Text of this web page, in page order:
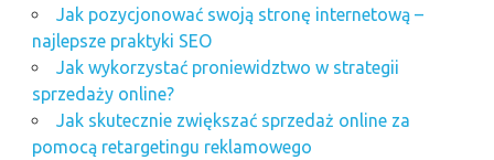
Jak pozycjonować swoją stronę internetową –
najlepsze praktyki SEO
Jak wykorzystać proniewidztwo w strategii
sprzedaży online?
Jak skutecznie zwiększać sprzedaż online za
pomocą retargetingu reklamowego